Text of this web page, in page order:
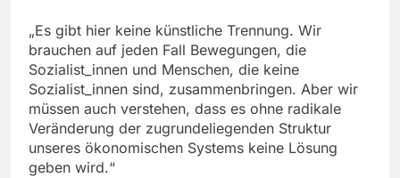
„Es gibt hier keine künstliche Trennung. Wir
brauchen auf jeden Fall Bewegungen, die
Sozialist_innen und Menschen, die keine
Sozialist_innen sind, zusammenbringen. Aber wir
müssen auch verstehen, dass es ohne radikale
Veränderung der zugrundeliegenden Struktur
unseres ökonomischen Systems keine Lösung
geben wird.“